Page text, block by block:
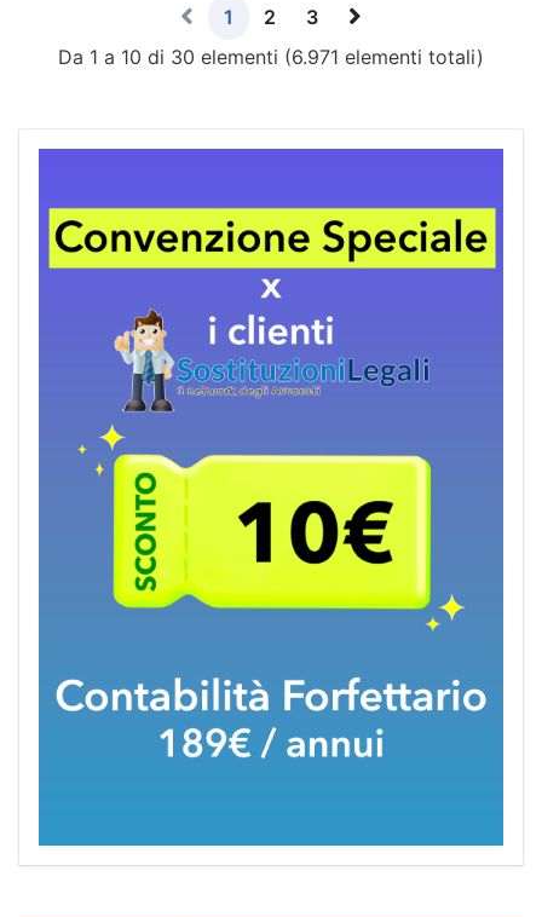
1 2
3
Da 1 a 10 di 30 elementi (6.971 elementi totali)